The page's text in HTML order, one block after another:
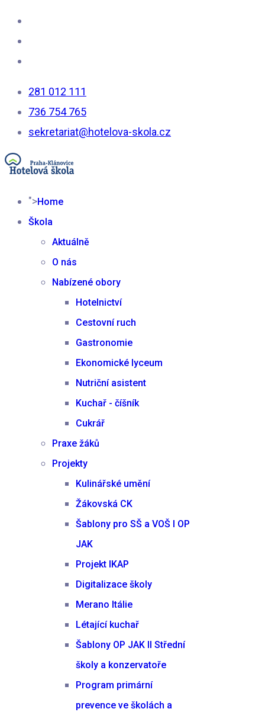
281 012 111
736 754 765
sekretariat@hotelova-skola.cz
">Home
Škola
Aktuálně
O nás
Nabízené obory
Hotelnictví
Cestovní ruch
Gastronomie
Ekonomické lyceum
Nutriční asistent
Kuchař - číšník
Cukrář
Praxe žáků
Projekty
Kulinářské umění
Žákovská CK
Šablony pro SŠ a VOŠ I OP
JAK
Projekt IKAP
Digitalizace školy
Merano Itálie
Létající kuchař
Šablony OP JAK II Střední
školy a konzervatoře
Program primární
prevence ve školách a